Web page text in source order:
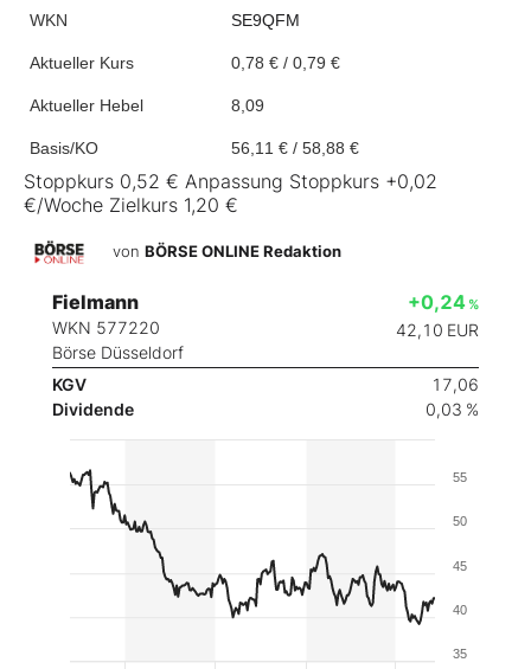
WKN SE9QFM
Aktueller Kurs 0,78 € / 0,79 €
Aktueller Hebel 8,09
Basis/KO 56,11 € / 58,88 €
Stoppkurs 0,52 € Anpassung Stoppkurs +0,02
€/Woche Zielkurs 1,20 €
von BÖRSE ONLINE Redaktion
Fielmann
WKN 577220
Börse Düsseldorf
+0,24 %
42,10 EUR
KGV
17,06
Dividende
0,03 %
35
40
45
50
55